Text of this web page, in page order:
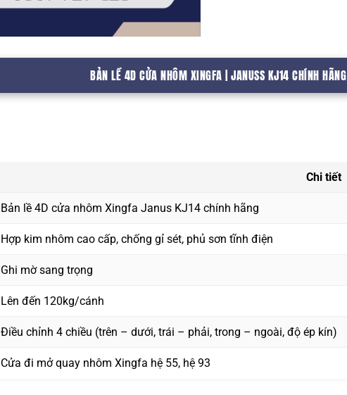
BẢN LỀ 4D CỬA NHÔM XINGFA | JANUSS KJ14 CHÍNH HÃNG
Chi tiết
Bản lề 4D cửa nhôm Xingfa Janus KJ14 chính hãng
Hợp kim nhôm cao cấp, chống gỉ sét, phủ sơn tĩnh điện
Ghi mờ sang trọng
Lên đến 120kg/cánh
Điều chỉnh 4 chiều (trên – dưới, trái – phải, trong – ngoài, độ ép kín)
Cửa đi mở quay nhôm Xingfa hệ 55, hệ 93